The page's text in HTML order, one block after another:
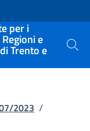
per i
e
Trento e Cerca
2023 /